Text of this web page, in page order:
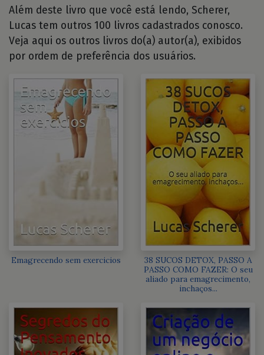
Além deste livro que você está lendo, Scherer,
Lucas tem outros 100 livros cadastrados conosco.
Veja aqui os outros livros do(a) autor(a), exibidos
por ordem de preferência dos usuários.
Emagrecendo sem exercicios
38 SUCOS DETOX, PASSO A
PASSO COMO FAZER: O seu
aliado para emagrecimento,
inchaços...